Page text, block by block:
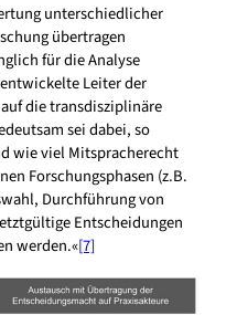
unterschiedlicher
übertragen
für die Analyse
Leiter der
die transdisziplinäre
sei dabei, so
wie viel Mitspracherecht
Forschungsphasen (z.B.
Durchführung von
Entscheidungen
werden.«[7]